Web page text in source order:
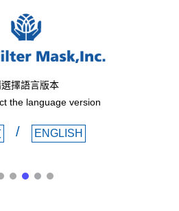
擇語言版本
the language version
/ ENGLISH